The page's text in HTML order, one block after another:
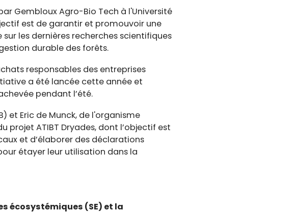
Gembloux Agro-Bio Tech à l'Université
est de garantir et promouvoir une
sur les dernières recherches scientifiques
durable des forêts.
responsables des entreprises
a été lancée cette année et
pendant l’été.
et Eric de Munck, de l'organisme
projet ATIBT Dryades, dont l’objectif est
et d’élaborer des déclarations
étayer leur utilisation dans la
écosystémiques (SE) et la